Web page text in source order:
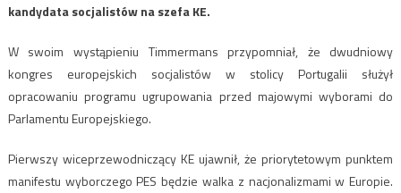
kandydata socjalistów na szefa KE.
W swoim wystąpieniu Timmermans przypomniał, że dwudniowy
kongres europejskich socjalistów w stolicy Portugalii służył
opracowaniu programu ugrupowania przed majowymi wyborami do
Parlamentu Europejskiego.
Pierwszy wiceprzewodniczący KE ujawnił, że priorytetowym punktem
manifestu wyborczego PES będzie walka z nacjonalizmami w Europie.